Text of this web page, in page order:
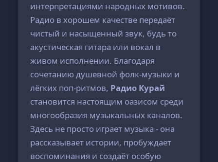
интерпретациями народных мотивов.
Радио в хорошем качестве передаёт
чистый и насыщенный звук, будь то
акустическая гитара или вокал в
живом исполнении. Благодаря
сочетанию душевной фолк-музыки и
лёгких поп-ритмов, Радио Курай
становится настоящим оазисом среди
многообразия музыкальных каналов.
Здесь не просто играет музыка - она
рассказывает истории, пробуждает
воспоминания и создаёт особую